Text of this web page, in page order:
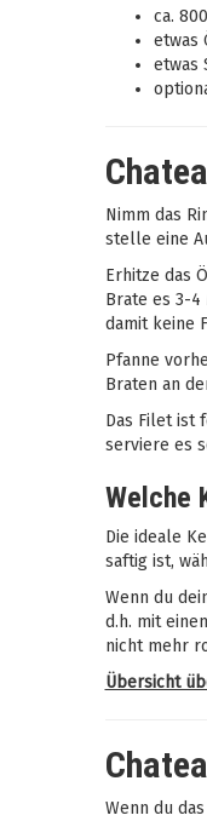
ca.
etwas
etwas
Nimm das
stelle eine
Erhitze das
Brate es 3-4
damit keine
Pfanne
Braten an
Das Filet ist
serviere es
Welche
Die ideale
saftig ist,
Wenn du
d.h. mit
nicht mehr
Übersicht
Wenn du